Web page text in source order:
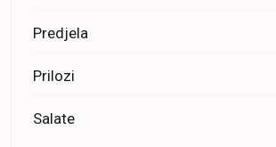
Predjela
Prilozi
Salate